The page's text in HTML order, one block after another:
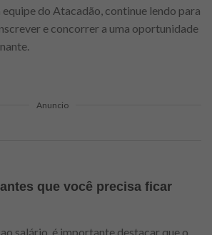
equipe do Atacadão, continue lendo para
e concorrer a uma oportunidade
Anuncio
que você precisa ficar
salário, é importante destacar que o